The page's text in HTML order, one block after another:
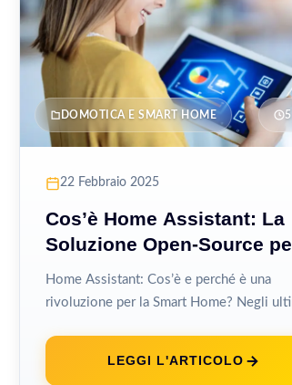
DOMOTICA E SMART HOME
22 Febbraio 2025
Cos’è Home Assistant: La
Soluzione Open-Source
Domotica Intelligente
Home Assistant: Cos’è e perché è una
rivoluzione per la Smart Home? Negli
LEGGI L'ARTICOLO